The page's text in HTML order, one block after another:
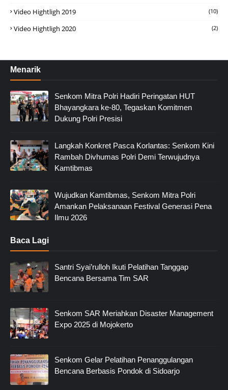
Video Hightligh 2019 (10)
Video Hightligh 2020 (2)
Menarik
Senkom Mitra Polri Hadiri Peringatan HUT
Bhayangkara ke-80, Tegaskan Komitmen
Dukung Polri Presisi
Langkah Konkret Pasca Korlantas: Senkom Kini
Rambah Divhumas Polri Demi Terwujudnya
Kamtibmas
Wujudkan Kamtibmas, Senkom Mitra Polri
Amankan Pelaksanaan Festival Generasi Pena
Ilmu 2026
Baca Lagi
Santri Syai’rulloh Ikuti Pelatihan Tanggap
Bencana Bersama Tim SAR
Senkom SAR Meriahkan Disaster Management
Expo 2025 di Mojokerto
Senkom Gelar Pelatihan Penanggulangan
Bencana Berbasis Pondok di Sidoarjo